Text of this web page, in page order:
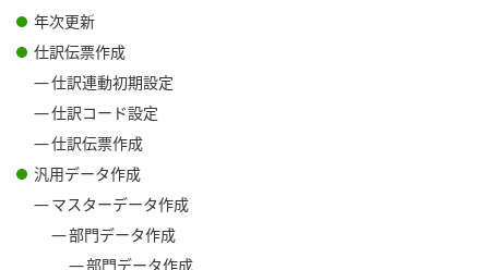
年次更新
仕訳伝票作成
仕訳連動初期設定
仕訳コード設定
仕訳伝票作成
汎用データ作成
マスターデータ作成
部門データ作成
部門データ作成